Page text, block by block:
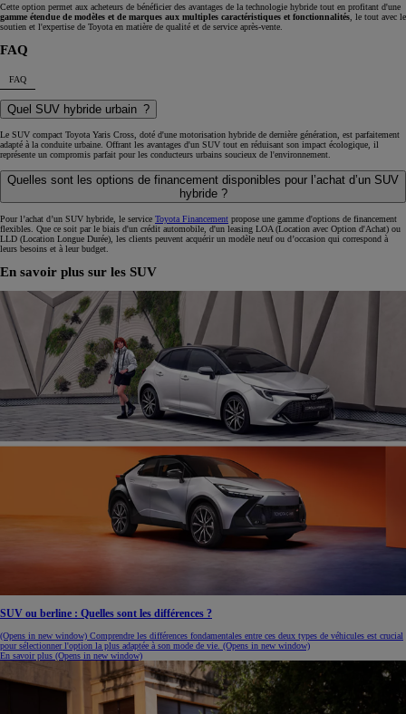
Cette option permet aux acheteurs de bénéficier des avantages de la technologie hybride tout en profitant d'une
gamme étendue de modèles et de marques aux multiples caractéristiques et fonctionnalités , le tout avec le
soutien et l'expertise de Toyota en matière de qualité et de service après-vente.
FAQ
FAQ
Quel SUV hybride urbain ?
Le SUV compact Toyota Yaris Cross, doté d'une motorisation hybride de dernière génération, est parfaitement
adapté à la conduite urbaine. Offrant les avantages d'un SUV tout en réduisant son impact écologique, il
représente un compromis parfait pour les conducteurs urbains soucieux de l'environnement.
Quelles sont les options de financement disponibles pour l’achat d’un SUV
hybride ?
Pour l’achat d’un SUV hybride, le service Toyota Financement propose une gamme d'options de financement
flexibles. Que ce soit par le biais d'un crédit automobile, d'un leasing LOA (Location avec Option d'Achat) ou
LLD (Location Longue Durée), les clients peuvent acquérir un modèle neuf ou d’occasion qui correspond à
leurs besoins et à leur budget.
En savoir plus sur les SUV
SUV ou berline : Quelles sont les différences ?
(Opens in new window) Comprendre les différences fondamentales entre ces deux types de véhicules est crucial
pour sélectionner l'option la plus adaptée à son mode de vie. (Opens in new window)
En savoir plus (Opens in new window)